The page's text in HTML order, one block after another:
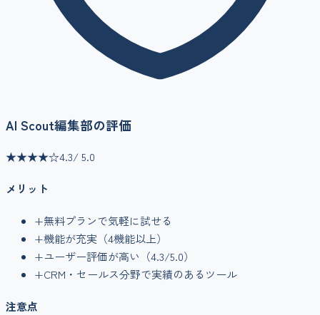
AI Scout編集部の評価
★★★★☆4.3/ 5.0
メリット
+無料プランで気軽に試せる
+機能が充実（4機能以上）
+ユーザー評価が高い（4.3/5.0）
+CRM・セールス分野で実績のあるツール
注意点